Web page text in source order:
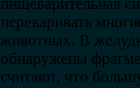
пищеварительная
переваривать
животных. В
обнаружены
считают, что